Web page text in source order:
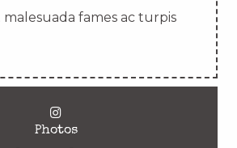
fames ac turpis
Photos